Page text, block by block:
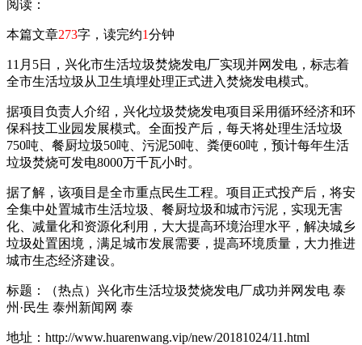
阅读：
本篇文章273字，读完约1分钟
11月5日，兴化市生活垃圾焚烧发电厂实现并网发电，标志着
全市生活垃圾从卫生填埋处理正式进入焚烧发电模式。
据项目负责人介绍，兴化垃圾焚烧发电项目采用循环经济和环
保科技工业园发展模式。全面投产后，每天将处理生活垃圾
750吨、餐厨垃圾50吨、污泥50吨、粪便60吨，预计每年生活
垃圾焚烧可发电8000万千瓦小时。
据了解，该项目是全市重点民生工程。项目正式投产后，将安
全集中处置城市生活垃圾、餐厨垃圾和城市污泥，实现无害
化、减量化和资源化利用，大大提高环境治理水平，解决城乡
垃圾处置困境，满足城市发展需要，提高环境质量，大力推进
城市生态经济建设。
标题：（热点）兴化市生活垃圾焚烧发电厂成功并网发电 泰
州·民生 泰州新闻网 泰
地址：http://www.huarenwang.vip/new/20181024/11.html